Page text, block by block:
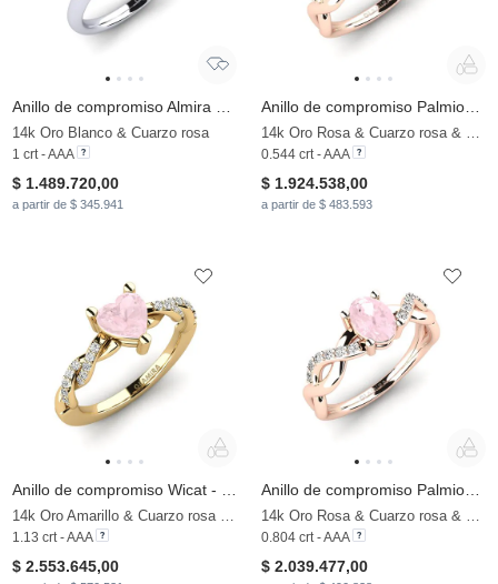
14k Oro Blanco & Cuarzo rosa
1 crt - AAA
$ 1.489.720,00
a partir de $ 345.941
0.544 crt - AAA
$ 1.924.538,00
a partir de $ 483.593
1.13 crt - AAA
$ 2.553.645,00
0.804 crt - AAA
$ 2.039.477,00